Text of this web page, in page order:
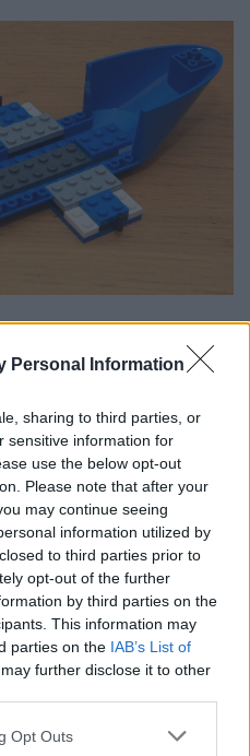
Personal Information
sharing to third parties, or
sensitive information for
use the below opt-out
Please note that after your
may continue seeing
information utilized by
to third parties prior to
opt-out of the further
by third parties on the
This information may
parties on the IAB’s List of
further disclose it to other
uses one or more Google
Opt Outs
szószerinti fordítása)
bögre jelenlétét
egyaránt
a bal felső